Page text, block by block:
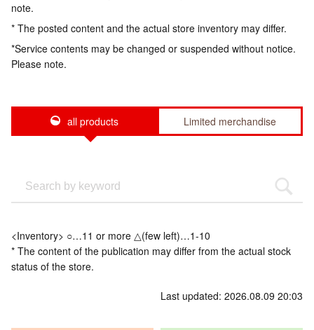
note.
* The posted content and the actual store inventory may differ.
*Service contents may be changed or suspended without notice.
Please note.
all products Limited merchandise
<Inventory> ○…11 or more △(few left)…1-10
* The content of the publication may differ from the actual stock
status of the store.
Last updated: 2026.08.09 20:03